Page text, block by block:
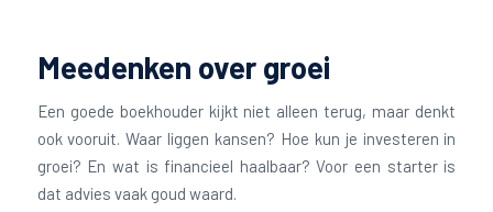
Meedenken over groei
Een goede boekhouder kijkt niet alleen terug, maar denkt
ook vooruit. Waar liggen kansen? Hoe kun je investeren in
groei? En wat is financieel haalbaar? Voor een starter is
dat advies vaak goud waard.